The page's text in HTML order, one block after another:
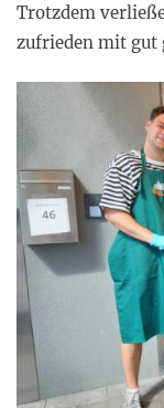
Trotzdem
zufrieden mit gut